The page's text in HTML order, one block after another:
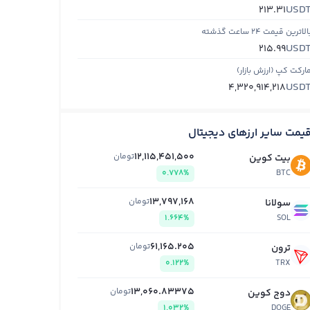
213.31
قیمت ۲۴ ساعت گذشته
215.99
مارکت کپ (ارزش بازار)
4,320,914,218
قیمت سایر ارزهای دیجیتال
بیت کوین
BTC
12,115,451,500تومان
0.778%
سولانا
SOL
13,797,168تومان
1.664%
ترون
TRX
61,165.205تومان
0.122%
دوج کوین 13,060.83375تومان